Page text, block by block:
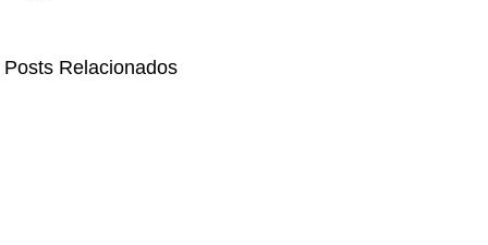
Posts Relacionados